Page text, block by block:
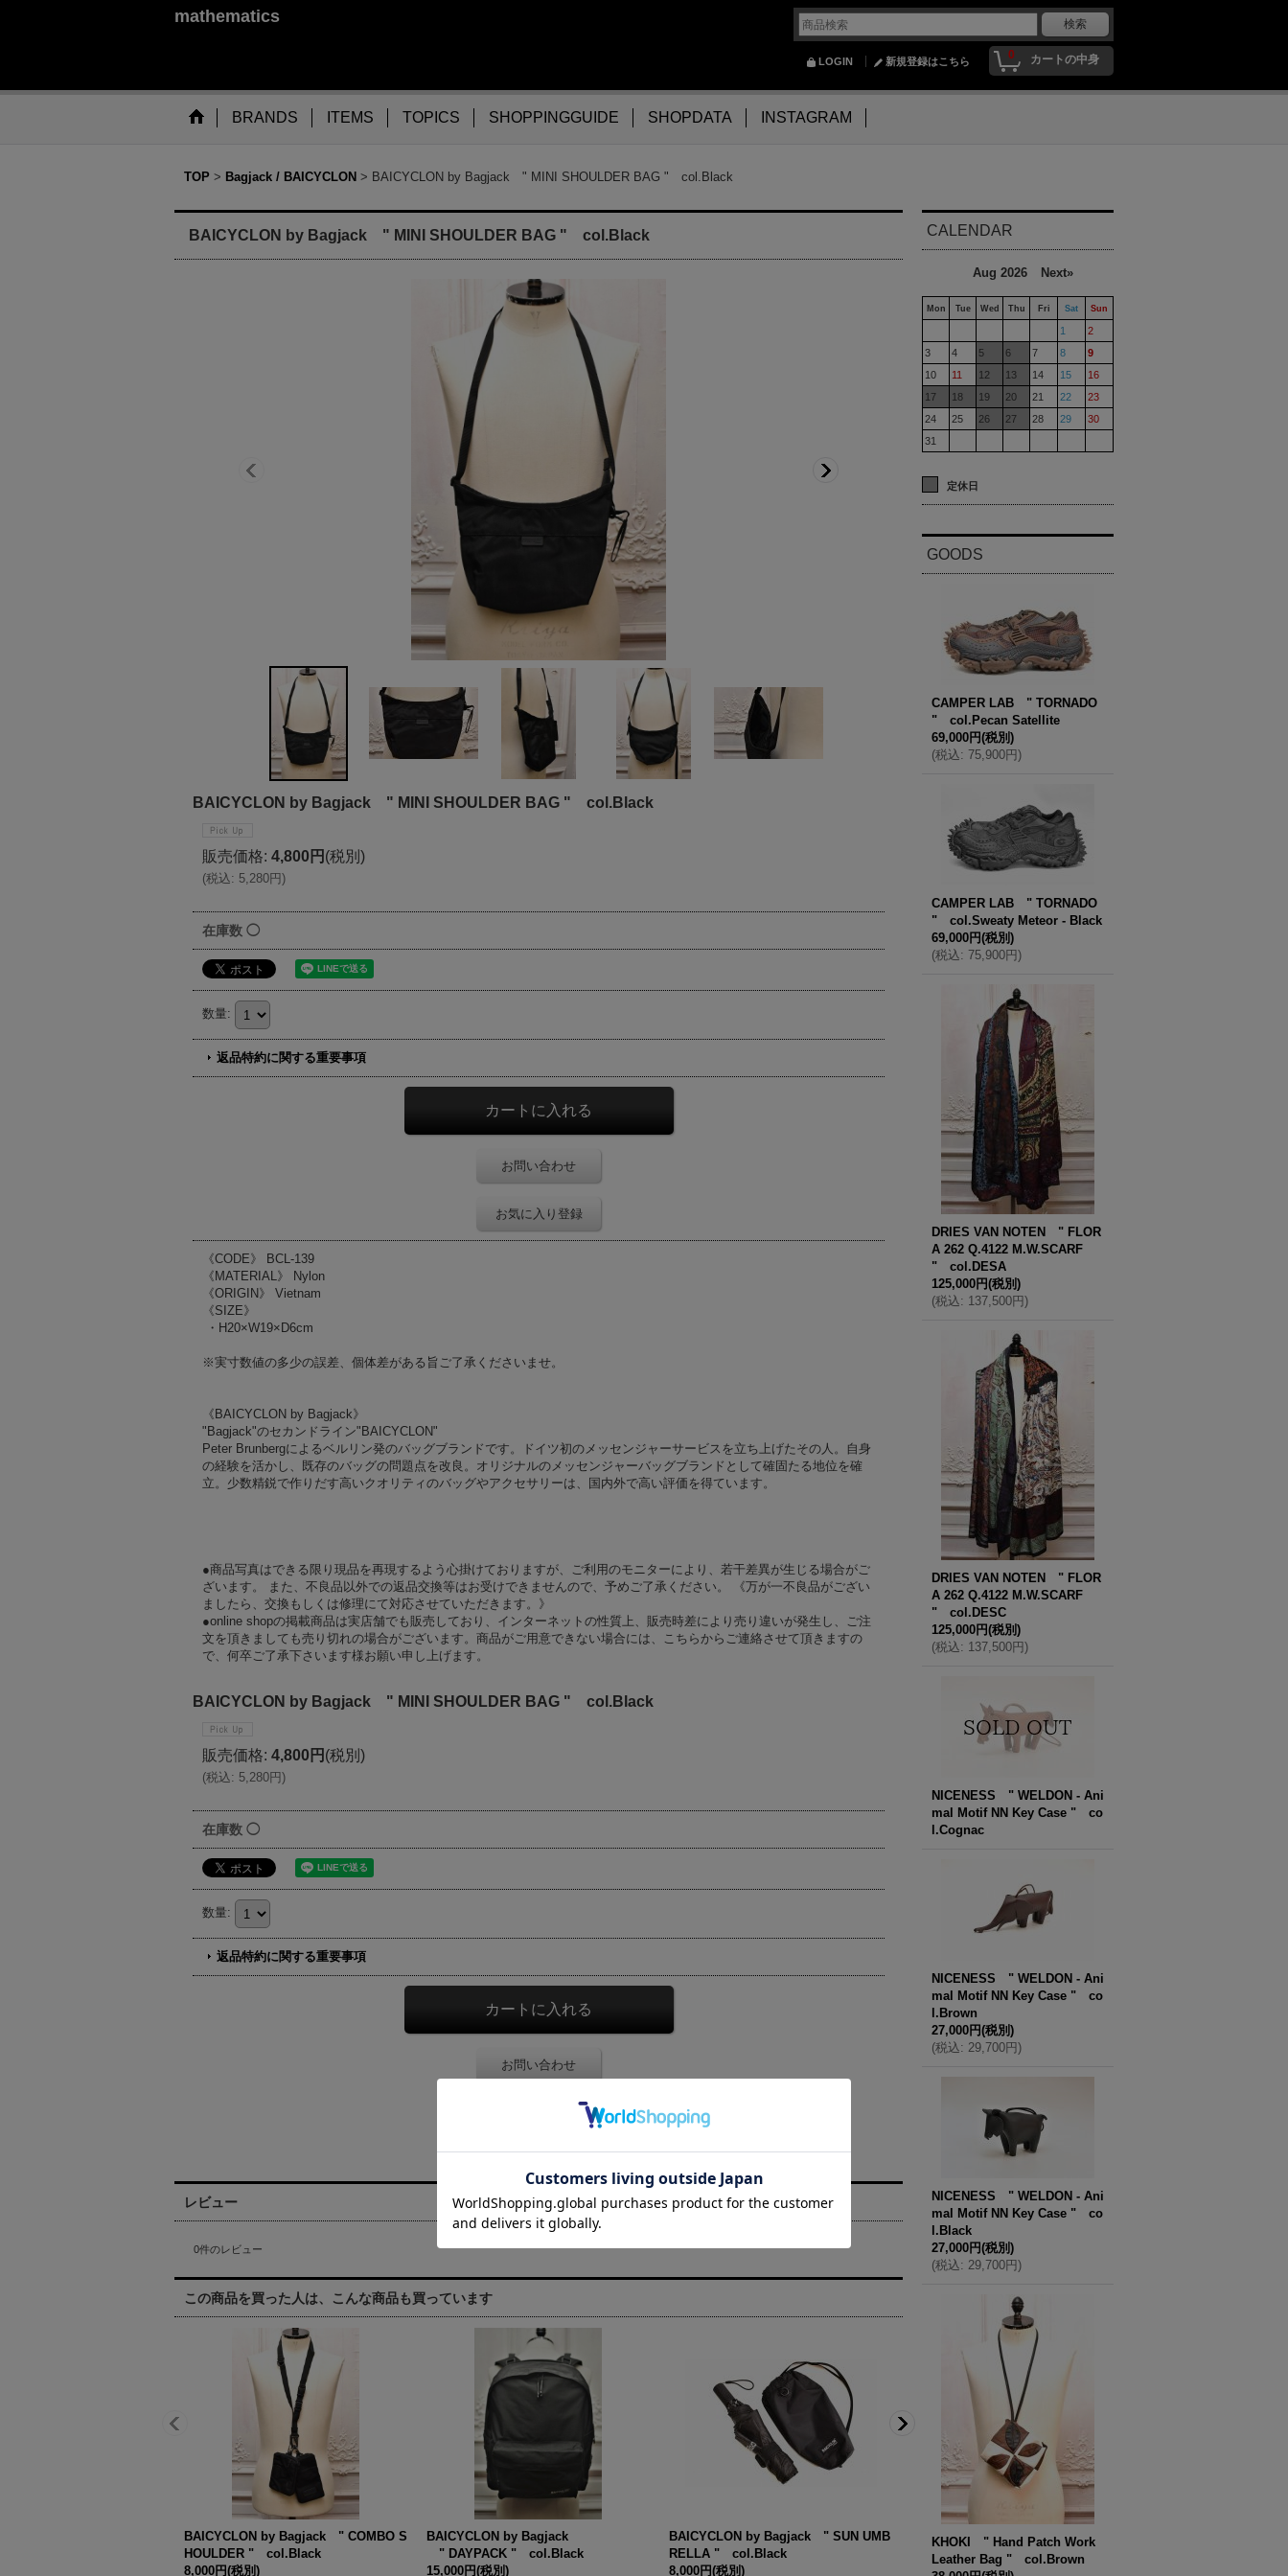
mathematics
0 カートの中身
LOGIN 新規登録はこちら
BRANDS ITEMS TOPICS SHOPPINGGUIDE SHOPDATA INSTAGRAM
TOP > Bagjack / BAICYCLON > BAICYCLON by Bagjack " MINI SHOULDER BAG " col.Black
BAICYCLON by Bagjack " MINI SHOULDER BAG " col.Black
BAICYCLON by Bagjack " MINI SHOULDER BAG " col.Black
販売価格: 4,800円 (税別)
(税込: 5,280円)
在庫数 ◯
数量:
返品特約に関する重要事項
お問い合わせ
お気に入り登録
《CODE》 BCL-139
《MATERIAL》 Nylon
《ORIGIN》 Vietnam
《SIZE》
・H20×W19×D6cm
※実寸数値の多少の誤差、個体差がある旨ご了承くださいませ。
《BAICYCLON by Bagjack》
"Bagjack"のセカンドライン"BAICYCLON"
Peter Brunbergによるベルリン発のバッグブランドです。ドイツ初のメッセンジャーサービスを立ち上げたその人。自身
の経験を活かし、既存のバッグの問題点を改良。オリジナルのメッセンジャーバッグブランドとして確固たる地位を確
立。少数精鋭で作りだす高いクオリティのバッグやアクセサリーは、国内外で高い評価を得ています。
●商品写真はできる限り現品を再現するよう心掛けておりますが、ご利用のモニターにより、若干差異が生じる場合がご
ざいます。 また、不良品以外での返品交換等はお受けできませんので、予めご了承ください。 《万が一不良品がござい
ましたら、交換もしくは修理にて対応させていただきます。》
●online shopの掲載商品は実店舗でも販売しており、インターネットの性質上、販売時差により売り違いが発生し、ご注
文を頂きましても売り切れの場合がございます。商品がご用意できない場合には、こちらからご連絡させて頂きますの
で、何卒ご了承下さいます様お願い申し上げます。
BAICYCLON by Bagjack " MINI SHOULDER BAG " col.Black
販売価格: 4,800円 (税別)
(税込: 5,280円)
在庫数 ◯
数量:
返品特約に関する重要事項
お問い合わせ
レビュー
0件のレビュー
この商品を買った人は、こんな商品も買っています
BAICYCLON by Bagjack " COMBO S
HOULDER " col.Black
8,000円(税別)
BAICYCLON by Bagjack
" DAYPACK " col.Black
15,000円(税別)
BAICYCLON by Bagjack " SUN UMB
RELLA " col.Black
8,000円(税別)
BAICYCLON by Bagjack " BACK PA
CK " col.Black
16,500円(税別)
CALENDAR
Aug 2026 Next»
Mon Tue Wed Thu Fri Sat Sun
1
2
3
4 5 6 7 8
9
10
11 12 13 14 15
16
17
18 19 20 21 22
23
24
25 26 27 28 29
30
31
定休日
GOODS
CAMPER LAB " TORNADO
" col.Pecan Satellite
69,000円(税別)
(税込: 75,900円)
CAMPER LAB " TORNADO
" col.Sweaty Meteor - Black
69,000円(税別)
(税込: 75,900円)
DRIES VAN NOTEN " FLOR
A 262 Q.4122 M.W.SCARF
" col.DESA
125,000円(税別)
(税込: 137,500円)
DRIES VAN NOTEN " FLOR
A 262 Q.4122 M.W.SCARF
" col.DESC
125,000円(税別)
(税込: 137,500円)
NICENESS " WELDON - Ani
mal Motif NN Key Case " co
l.Cognac
NICENESS " WELDON - Ani
mal Motif NN Key Case " co
l.Brown
27,000円(税別)
(税込: 29,700円)
NICENESS " WELDON - Ani
mal Motif NN Key Case " co
l.Black
27,000円(税別)
(税込: 29,700円)
KHOKI " Hand Patch Work
Leather Bag " col.Brown